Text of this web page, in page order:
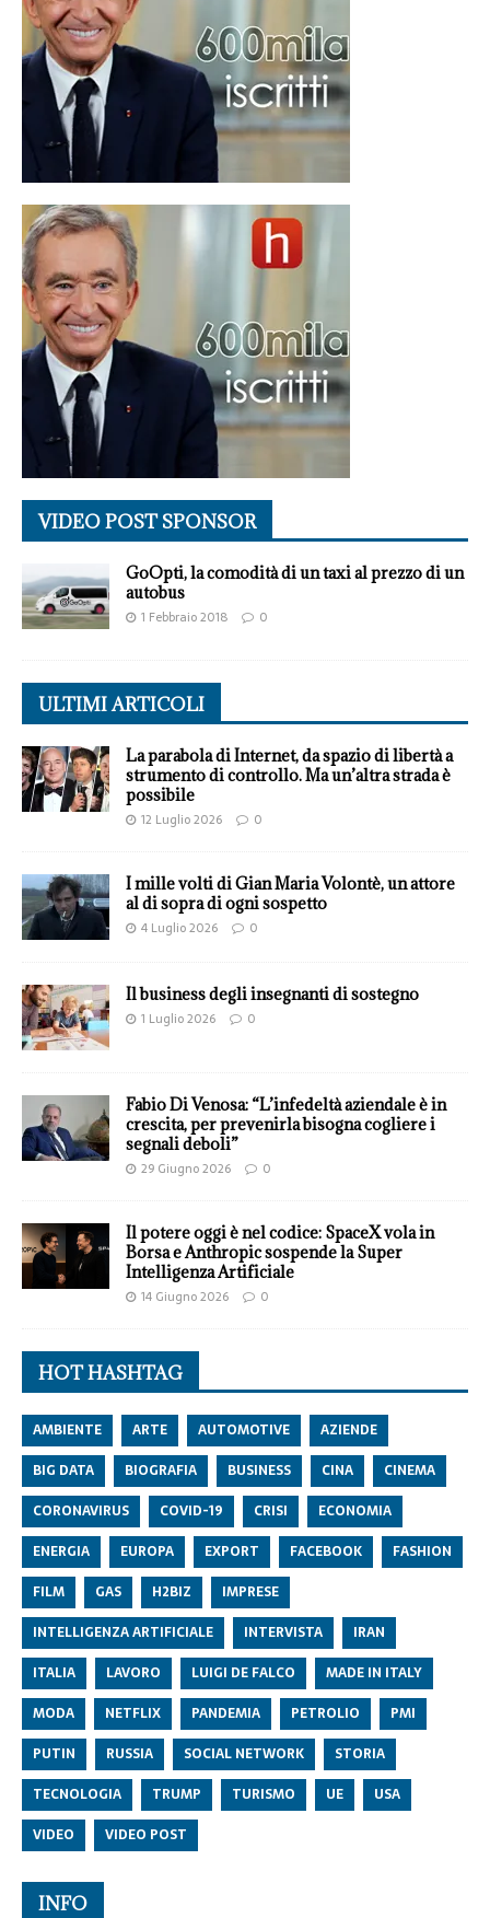
VIDEO POST SPONSOR
GoOpti, la comodità di un taxi al prezzo di un
autobus
1 Febbraio 2018 0
ULTIMI ARTICOLI
La parabola di Internet, da spazio di libertà a
strumento di controllo. Ma un’altra strada è
possibile
12 Luglio 2026 0
I mille volti di Gian Maria Volontè, un attore
al di sopra di ogni sospetto
4 Luglio 2026 0
Il business degli insegnanti di sostegno
1 Luglio 2026 0
Fabio Di Venosa: “L’infedeltà aziendale è in
crescita, per prevenirla bisogna cogliere i
segnali deboli”
29 Giugno 2026 0
Il potere oggi è nel codice: SpaceX vola in
Borsa e Anthropic sospende la Super
Intelligenza Artificiale
14 Giugno 2026 0
HOT HASHTAG
AMBIENTE ARTE AUTOMOTIVE
AZIENDE
BIG DATA
BIOGRAFIA BUSINESS CINA
CINEMA
CORONAVIRUS
COVID-19 CRISI
ECONOMIA
ENERGIA
EUROPA EXPORT FACEBOOK
FASHION
FILM
GAS H2BIZ
IMPRESE
INTELLIGENZA ARTIFICIALE
INTERVISTA
IRAN
ITALIA
LAVORO LUIGI DE FALCO
MADE IN ITALY
MODA
NETFLIX PANDEMIA PETROLIO
PMI
PUTIN
RUSSIA SOCIAL NETWORK
STORIA
TECNOLOGIA
TRUMP TURISMO UE
USA
VIDEO
VIDEO POST
INFO